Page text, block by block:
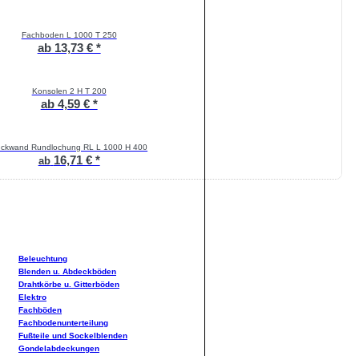
Fachboden L 1000 T 250
ab 13,73 € *
Konsolen 2 H T 200
ab 4,59 € *
Rundlochung RL L 1000 H 400
ab 16,71 € *
Beleuchtung
Blenden u. Abdeckböden
Drahtkörbe u. Gitterböden
Elektro
Fachböden
Fachbodenunterteilung
Fußteile und Sockelblenden
Gondelabdeckungen